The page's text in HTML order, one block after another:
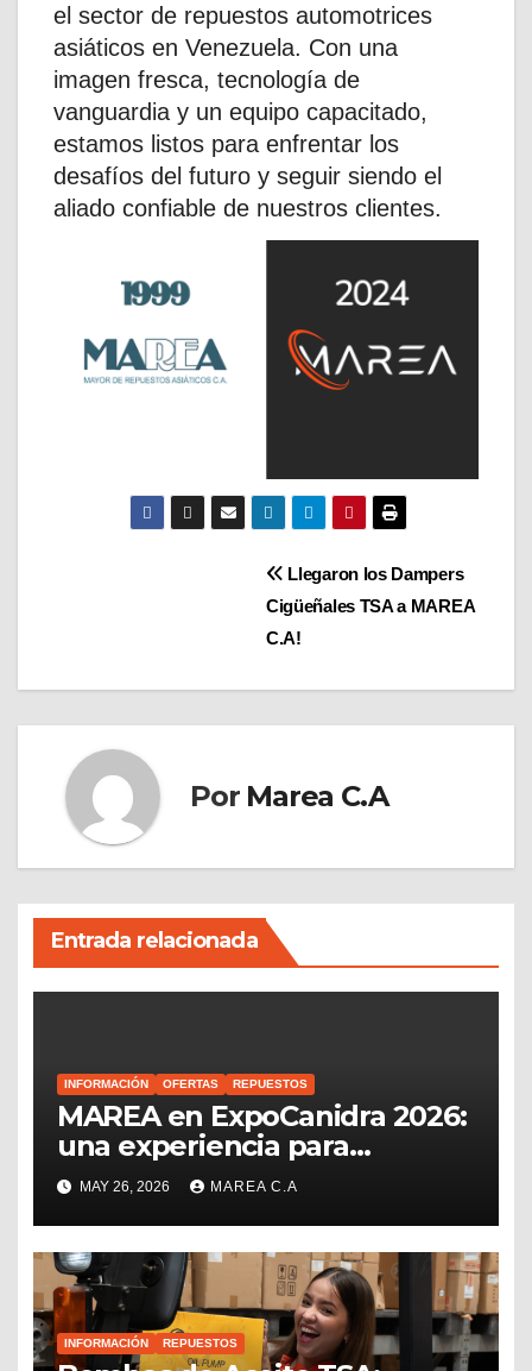
el sector de repuestos automotrices
asiáticos en Venezuela. Con una
imagen fresca, tecnología de
vanguardia y un equipo capacitado,
estamos listos para enfrentar los
desafíos del futuro y seguir siendo el
aliado confiable de nuestros clientes.
entradas
Llegaron los Dampers
Cigüeñales TSA a MAREA
C.A!
Por Marea C.A
Entrada relacionada
INFORMACIÓN OFERTAS REPUESTOS
MAREA en ExpoCanidra 2026:
una experiencia para
conectar, crecer y seguir
impulsando el sector
repuestero venezolano
MAY 26, 2026 MAREA C.A
INFORMACIÓN REPUESTOS